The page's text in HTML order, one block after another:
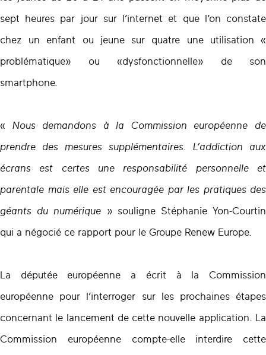
sept heures par jour sur l’internet et que l’on constate
chez un enfant ou jeune sur quatre une utilisation «
problématique» ou «dysfonctionnelle» de son
smartphone.
« Nous demandons à la Commission européenne de
prendre des mesures supplémentaires. L’addiction aux
écrans est certes une responsabilité personnelle et
parentale mais elle est encouragée par les pratiques des
géants du numérique » souligne Stéphanie Yon-Courtin
qui a négocié ce rapport pour le Groupe Renew Europe.
La députée européenne a écrit à la Commission
européenne pour l’interroger sur les prochaines étapes
concernant le lancement de cette nouvelle application. La
Commission européenne compte-elle interdire cette